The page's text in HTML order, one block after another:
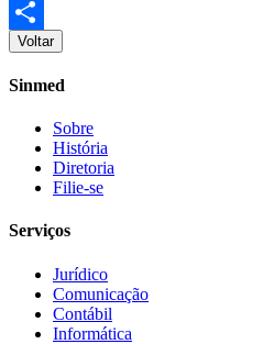
Facebook
Share
Voltar
Sinmed
Sobre
História
Diretoria
Filie-se
Serviços
Jurídico
Comunicação
Contábil
Informática